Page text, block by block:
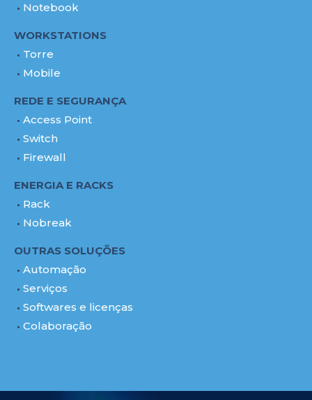
Notebook
WORKSTATIONS
Torre
Mobile
REDE E SEGURANÇA
Access Point
Switch
Firewall
ENERGIA E RACKS
Rack
Nobreak
OUTRAS SOLUÇÕES
Automação
Serviços
Softwares e licenças
Colaboração